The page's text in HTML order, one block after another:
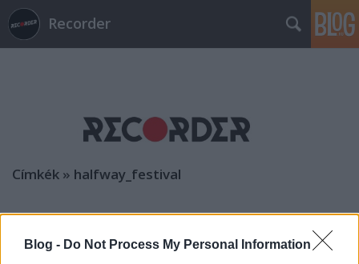
Blog - Do Not Process My Personal Information
Recorder
Címkék » halfway_festival